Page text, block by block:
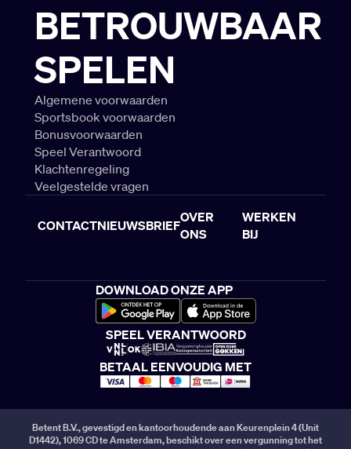
BETROUWBAAR
SPELEN
Algemene voorwaarden
Sportsbook voorwaarden
Bonusvoorwaarden
Speel Verantwoord
Klachtenregeling
Veelgestelde vragen
CONTACTNIEUWSBRIEF
OVER
ONS
WERKEN
BIJ
DOWNLOAD ONZE APP
SPEEL VERANTWOORD
BETAAL EENVOUDIG MET
Betent B.V., gevestigd en kantoorhoudende aan Keurenplein 4 (Unit
D1442), 1069 CD te Amsterdam, beschikt over een vergunning tot het